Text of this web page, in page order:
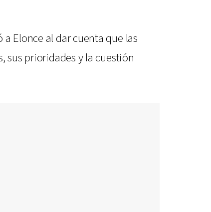
Elonce al dar cuenta que las
sus prioridades y la cuestión